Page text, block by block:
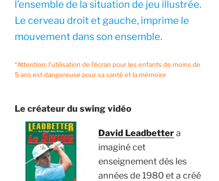
l’ensemble de la situation de jeu illustrée.
Le cerveau droit et gauche, imprime le
mouvement dans son ensemble.
*Attention: l’utilisation de l’écran pour les enfants de moins de
5 ans est dangereuse pour sa santé et la mémoire
Le créateur du swing vidéo
David Leadbettera
imaginé cet
enseignement dès les
années de 1980 et a créé